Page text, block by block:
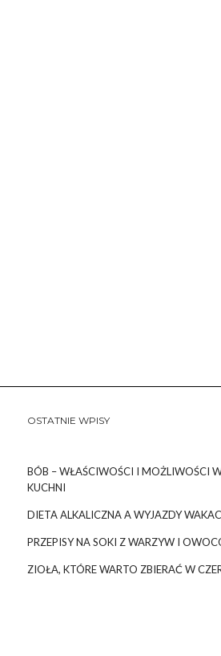
OSTATNIE WPISY
BÓB – WŁAŚCIWOŚCI I MOŻLIWOŚCI
KUCHNI
DIETA ALKALICZNA A WYJAZDY
PRZEPISY NA SOKI Z WARZYW I
ZIOŁA, KTÓRE WARTO ZBIERAĆ W